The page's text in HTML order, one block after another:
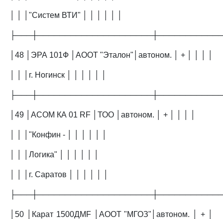
│ │ │"Систем ВТИ" │ │ │ │ │ │
│48 │ЭРА 101Ф │АООТ "Эталон"│автоном. │ + │ │ │ │
│ │ │г. Ногинск │ │ │ │ │ │
│49 │АСОМ КА 01 RF │ТОО │автоном. │ + │ │ │ │
│ │ │"Конфин - │ │ │ │ │ │
│ │ │Логика" │ │ │ │ │ │
│ │ │г. Саратов │ │ │ │ │ │
│50 │Карат 1500ДМF │АООТ "МГОЗ"│автоном. │ + │